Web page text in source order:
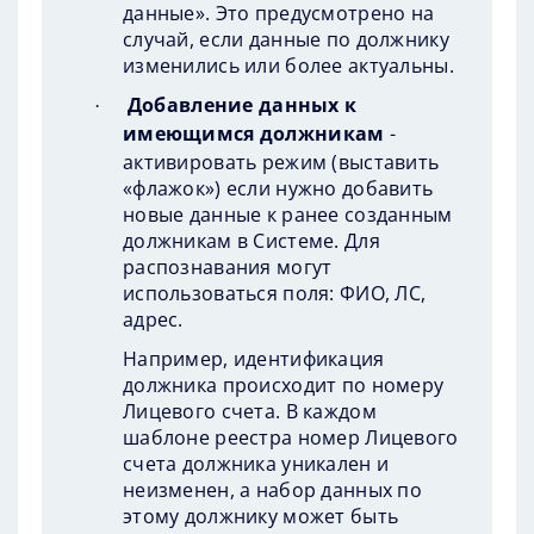
данные». Это предусмотрено на
случай, если данные по должнику
изменились или более актуальны.
·
Добавление данных к
имеющимся должникам -
активировать режим (выставить
«флажок») если нужно добавить
новые данные к ранее созданным
должникам в Системе. Для
распознавания могут
использоваться поля: ФИО, ЛС,
адрес.
Например, идентификация
должника происходит по номеру
Лицевого счета. В каждом
шаблоне реестра номер Лицевого
счета должника уникален и
неизменен, а набор данных по
этому должнику может быть